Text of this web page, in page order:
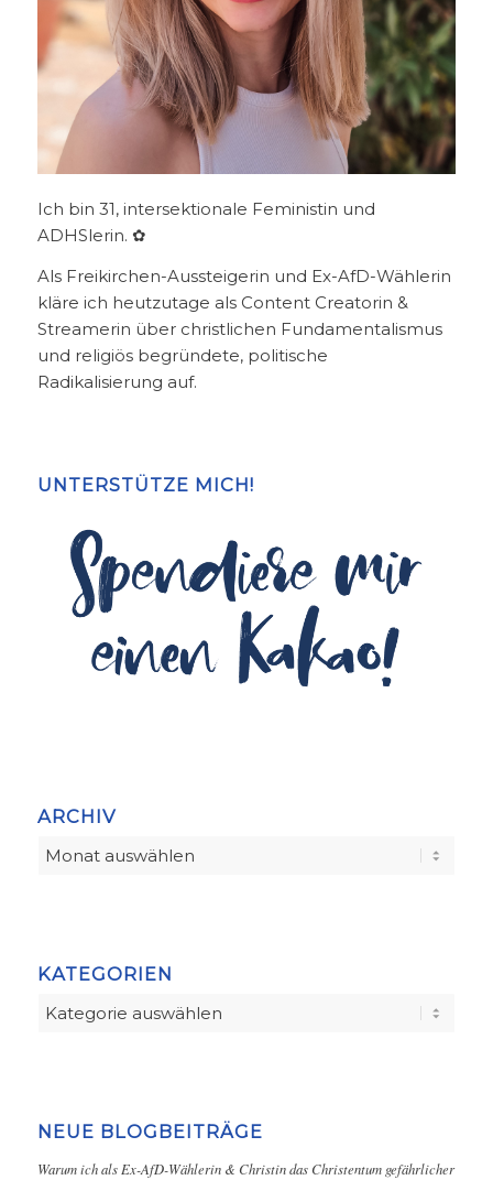
Ich bin 31, intersektionale Feministin und
ADHSlerin. ✿
Als Freikirchen-Aussteigerin und Ex-AfD-Wählerin
kläre ich heutzutage als Content Creatorin &
Streamerin über christlichen Fundamentalismus
und religiös begründete, politische
Radikalisierung auf.
UNTERSTÜTZE MICH!
ARCHIV
KATEGORIEN
Kategorien
NEUE BLOGBEITRÄGE
Warum ich als Ex-AfD-Wählerin & Christin das Christentum gefährlicher